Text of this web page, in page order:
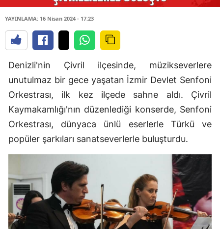
YAYINLAMA: 16 Nisan 2024 - 17:23
Denizli'nin Çivril ilçesinde, müzikseverlere
unutulmaz bir gece yaşatan İzmir Devlet Senfoni
Orkestrası, ilk kez ilçede sahne aldı. Çivril
Kaymakamlığı'nın düzenlediği konserde, Senfoni
Orkestrası, dünyaca ünlü eserlerle Türkü ve
popüler şarkıları sanatseverlerle buluşturdu.